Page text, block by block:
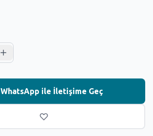
WhatsApp ile İletişime Geç